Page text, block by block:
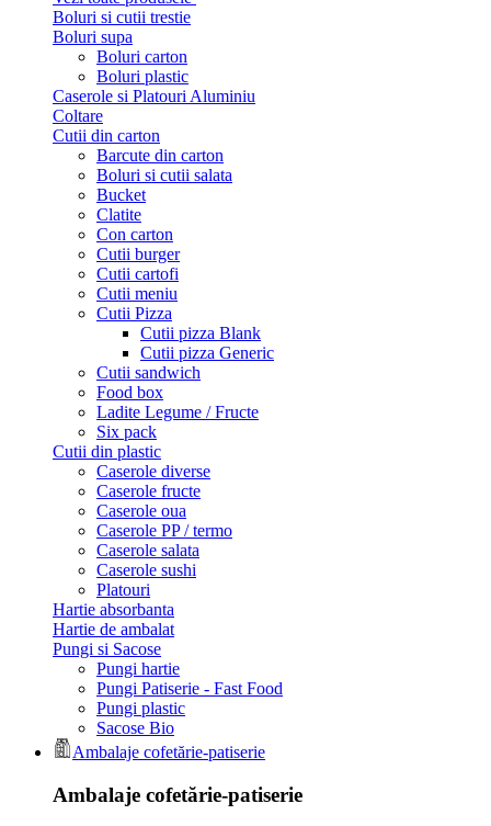
Boluri si cutii trestie
Boluri supa
Boluri carton
Boluri plastic
Caserole si Platouri Aluminiu
Coltare
Cutii din carton
Barcute din carton
Boluri si cutii salata
Bucket
Clatite
Con carton
Cutii burger
Cutii cartofi
Cutii meniu
Cutii Pizza
Cutii pizza Blank
Cutii pizza Generic
Cutii sandwich
Food box
Ladite Legume / Fructe
Six pack
Cutii din plastic
Caserole diverse
Caserole fructe
Caserole oua
Caserole PP / termo
Caserole salata
Caserole sushi
Platouri
Hartie absorbanta
Hartie de ambalat
Pungi si Sacose
Pungi hartie
Pungi Patiserie - Fast Food
Pungi plastic
Sacose Bio
Ambalaje cofetărie-patiserie
Ambalaje cofetărie-patiserie